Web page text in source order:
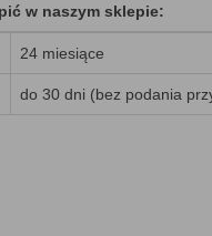
w naszym sklepie:
24 miesiące
do 30 dni (bez podania